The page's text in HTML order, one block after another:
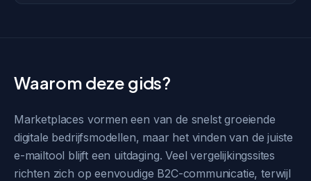
Waarom deze gids?
Marketplaces vormen een van de snelst groeiende
digitale bedrijfsmodellen, maar het vinden van de juiste
e-mailtool blijft een uitdaging. Veel vergelijkingssites
richten zich op eenvoudige B2C-communicatie, terwijl